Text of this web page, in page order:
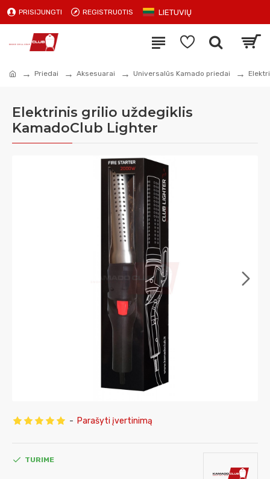
PRISIJUNGTI REGISTRUOTIS LIETUVIŲ
Priedai Aksesuarai Universalūs Kamado priedai
Elektrinis grilio uždegiklis
KamadoClub Lighter
- Parašyti įvertinimą
TURIME